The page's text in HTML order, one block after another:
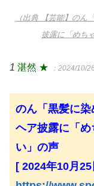
（出典 【芸能】のん
披露に「めち
1 湛然 ★ ：2024/10/
のん「黒髪に
ヘア披露に「
い」の声
[ 2024年10月